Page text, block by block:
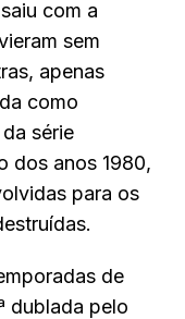
com a
sem
apenas
como
série
dos anos 1980,
para os
de
dublada pelo